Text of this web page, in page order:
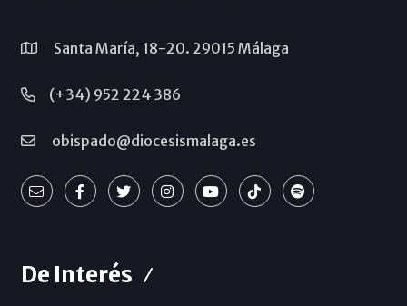
Santa María, 18-20. 29015 Málaga
(+34) 952 224 386
obispado@diocesismalaga.es
De Interés